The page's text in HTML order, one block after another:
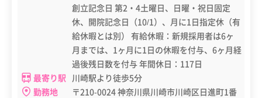
創立記念日 第2・4土曜日、日曜・祝日固定
休、開院記念日（10/1）、月に1日指定休（有
給休暇とは別） 有給休暇：新規採用者は6ヶ
月までは、1ヶ月に1日の休暇を付与、6ヶ月経
過後残日数を付与 年間休日：117日
最寄り駅 川崎駅より徒歩5分
勤務地
〒210-0024 神奈川県川崎市川崎区日進町1番